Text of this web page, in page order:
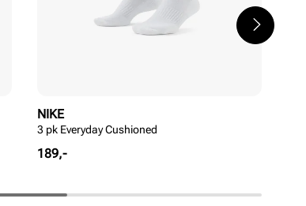
NIKE
3 pk Everyday Cushioned
Pris
189,-